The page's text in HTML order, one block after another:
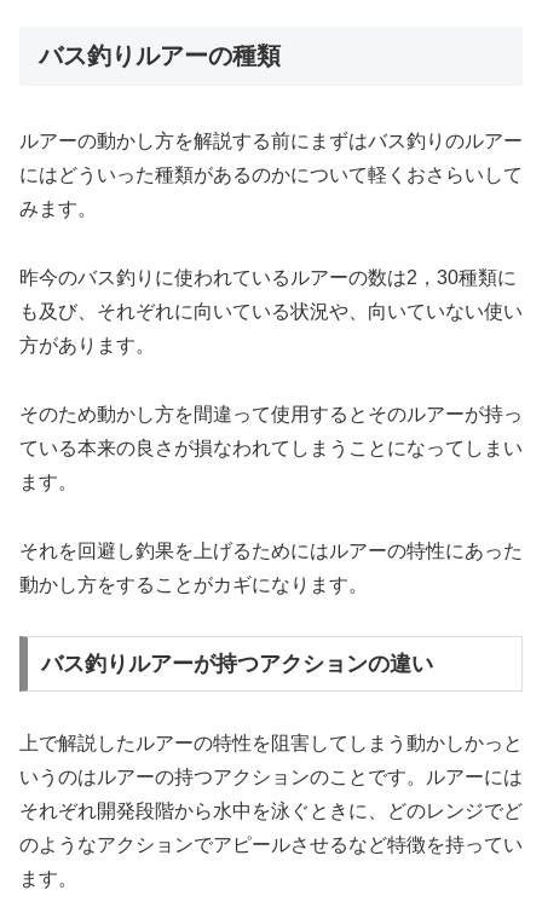
バス釣りルアーの種類
ルアーの動かし方を解説する前にまずはバス釣りのルアー
にはどういった種類があるのかについて軽くおさらいして
みます。
昨今のバス釣りに使われているルアーの数は2，30種類に
も及び、それぞれに向いている状況や、向いていない使い
方があります。
そのため動かし方を間違って使用するとそのルアーが持っ
ている本来の良さが損なわれてしまうことになってしまい
ます。
それを回避し釣果を上げるためにはルアーの特性にあった
動かし方をすることがカギになります。
バス釣りルアーが持つアクションの違い
上で解説したルアーの特性を阻害してしまう動かしかっと
いうのはルアーの持つアクションのことです。ルアーには
それぞれ開発段階から水中を泳ぐときに、どのレンジでど
のようなアクションでアピールさせるなど特徴を持ってい
ます。